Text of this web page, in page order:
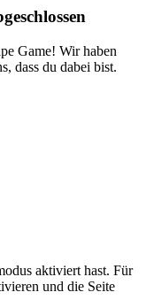
Game! Wir haben
dass du dabei bist.
aktiviert hast. Für
und die Seite